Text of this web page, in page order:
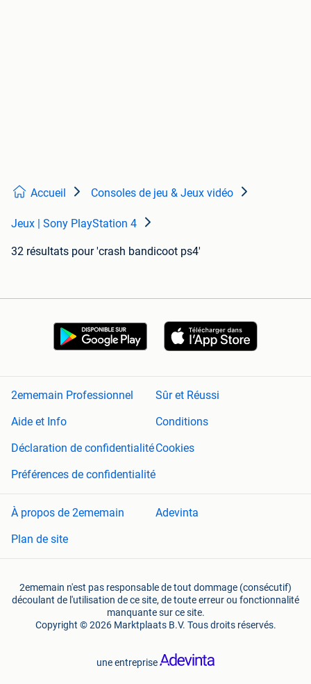
Accueil Consoles de jeu & Jeux vidéo
Jeux | Sony PlayStation 4
32 résultats pour 'crash bandicoot ps4'
2ememain Professionnel
Sûr et Réussi
Aide et Info
Conditions
Déclaration de confidentialitéCookies
Préférences de confidentialité
À propos de 2ememain
Adevinta
Plan de site
2ememain n'est pas responsable de tout dommage (consécutif)
découlant de l'utilisation de ce site, de toute erreur ou fonctionnalité
manquante sur ce site.
Copyright © 2026 Marktplaats B.V. Tous droits réservés.
une entreprise